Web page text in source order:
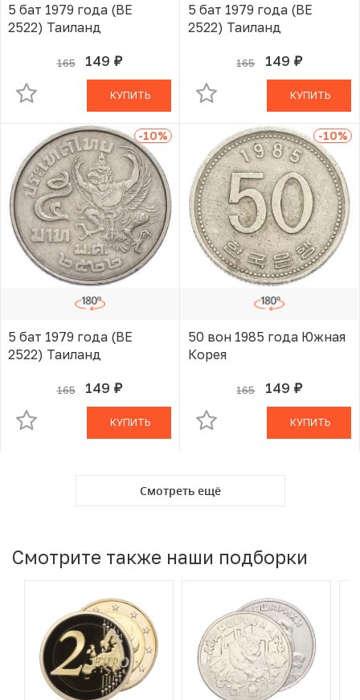
5 бат 1979 года (BE
2522) Таиланд
165 149 руб.
В КОРЗИНЕ
КУПИТЬ
5 бат 1979 года (BE
2522) Таиланд
165 149 руб.
В КОРЗИНЕ
КУПИТЬ
-10%
5 бат 1979 года (BE
2522) Таиланд
165 149 руб.
В КОРЗИНЕ
КУПИТЬ
-10%
50 вон 1985 года Южная
Корея
165 149 руб.
В КОРЗИНЕ
КУПИТЬ
Смотреть ещё
Смотрите также наши подборки